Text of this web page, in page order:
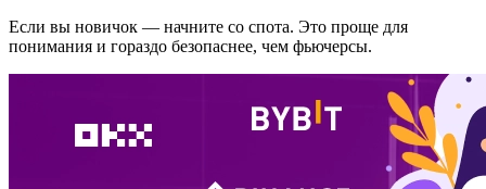
Если вы новичок — начните со спота. Это проще для
понимания и гораздо безопаснее, чем фьючерсы.